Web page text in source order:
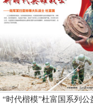
“时代楷模”杜富国系列公